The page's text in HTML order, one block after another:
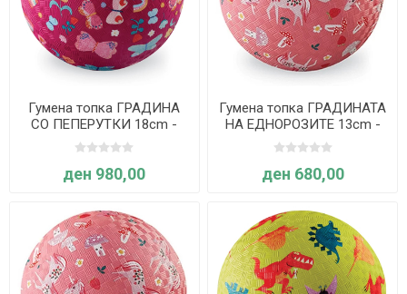
Гумена топка ГРАДИНА
СО ПЕПЕРУТКИ 18cm -
Crocodile Creek
ден 980,00
Гумена топка ГРАДИНАТА
НА ЕДНОРОЗИТЕ 13cm -
Crocodile Creek
ден 680,00